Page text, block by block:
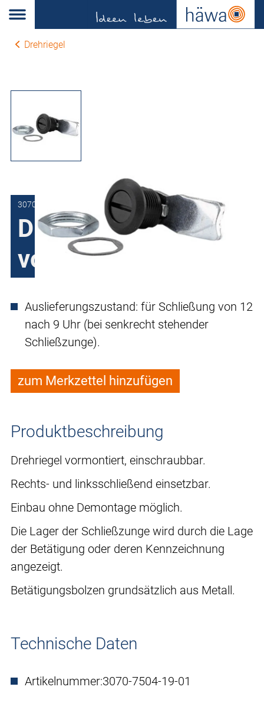
Drehriegel
3070-7504-19-01
Drehriegel
vormontiert
Auslieferungszustand: für Schließung von 12
nach 9 Uhr (bei senkrecht stehender
Schließzunge).
zum Merkzettel hinzufügen
Produktbeschreibung
Drehriegel vormontiert, einschraubbar.
Rechts- und linksschließend einsetzbar.
Einbau ohne Demontage möglich.
Die Lager der Schließzunge wird durch die Lage
der Betätigung oder deren Kennzeichnung
angezeigt.
Betätigungsbolzen grundsätzlich aus Metall.
Technische Daten
Artikelnummer:3070-7504-19-01